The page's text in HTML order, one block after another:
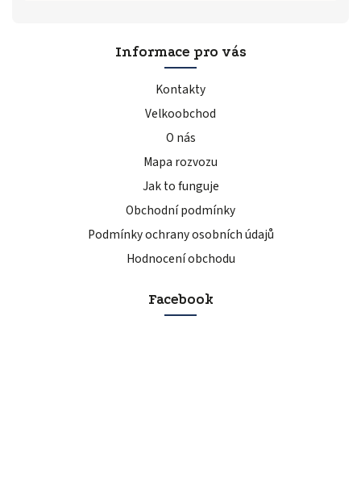
Informace pro vás
Kontakty
Velkoobchod
O nás
Mapa rozvozu
Jak to funguje
Obchodní podmínky
Podmínky ochrany osobních údajů
Hodnocení obchodu
Facebook